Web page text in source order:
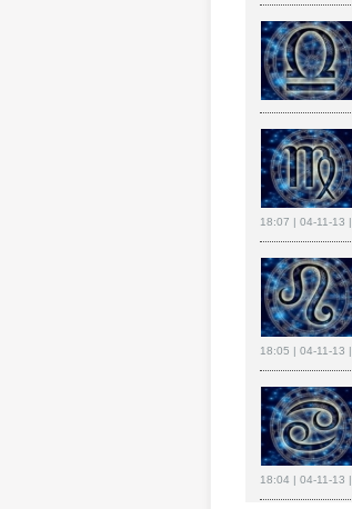
18:07 | 04-11-13 |
18:05 | 04-11-13 |
18:04 | 04-11-13 |